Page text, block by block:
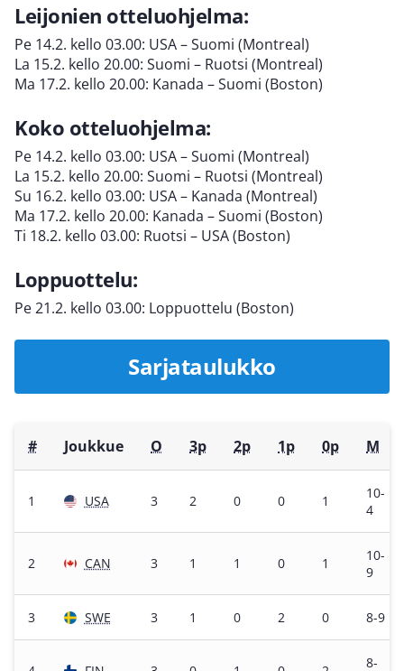
Leijonien otteluohjelma:
Pe 14.2. kello 03.00: USA – Suomi (Montreal)
La 15.2. kello 20.00: Suomi – Ruotsi (Montreal)
Ma 17.2. kello 20.00: Kanada – Suomi (Boston)
Koko otteluohjelma:
Pe 14.2. kello 03.00: USA – Suomi (Montreal)
La 15.2. kello 20.00: Suomi – Ruotsi (Montreal)
Su 16.2. kello 03.00: USA – Kanada (Montreal)
Ma 17.2. kello 20.00: Kanada – Suomi (Boston)
Ti 18.2. kello 03.00: Ruotsi – USA (Boston)
Loppuottelu:
Pe 21.2. kello 03.00: Loppuottelu (Boston)
Sarjataulukko
# Joukkue O 3p 2p 1p 0p M
1 USA 3 2 0 0 1
10-
4
2 CAN 3 1 1 0 1
10-
9
3 SWE 3 1 0 2 0 8-9
8-